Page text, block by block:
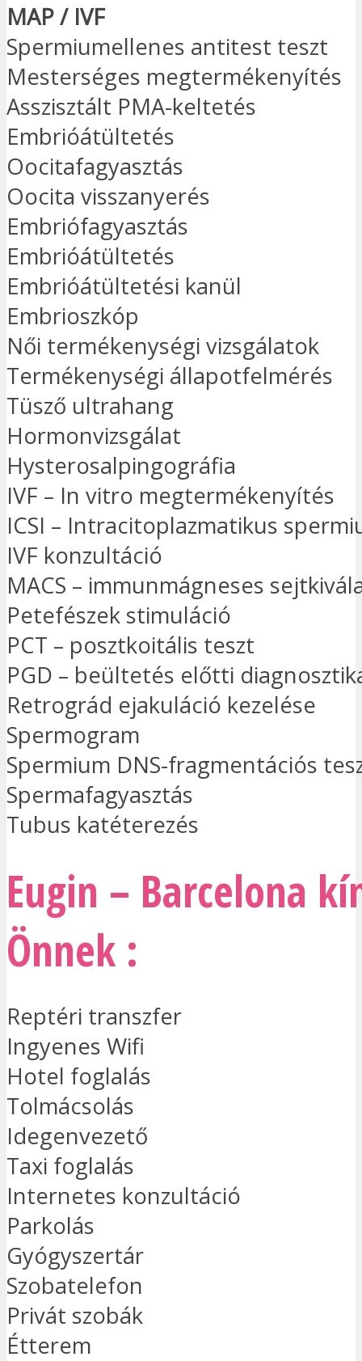
MAP / IVF
Spermiumellenes antitest teszt
Mesterséges megtermékenyítés
Asszisztált PMA-keltetés
Embrióátültetés
Oocitafagyasztás
Oocita visszanyerés
Embriófagyasztás
Embrióátültetés
Embrióátültetési kanül
Embrioszkóp
Női termékenységi vizsgálatok
Termékenységi állapotfelmérés
Tüsző ultrahang
Hormonvizsgálat
Hysterosalpingográfia
IVF – In vitro megtermékenyítés
ICSI – Intracitoplazmatikus
IVF konzultáció
MACS – immunmágneses
Petefészek stimuláció
PCT – posztkoitális teszt
PGD – beültetés előtti
Retrográd ejakuláció kezelése
Spermogram
Spermium DNS-fragmentációs
Spermafagyasztás
Tubus katéterezés
Eugin – Barcelona
Önnek :
Reptéri transzfer
Ingyenes Wifi
Hotel foglalás
Tolmácsolás
Idegenvezető
Taxi foglalás
Internetes konzultáció
Parkolás
Gyógyszertár
Szobatelefon
Privát szobák
Étterem